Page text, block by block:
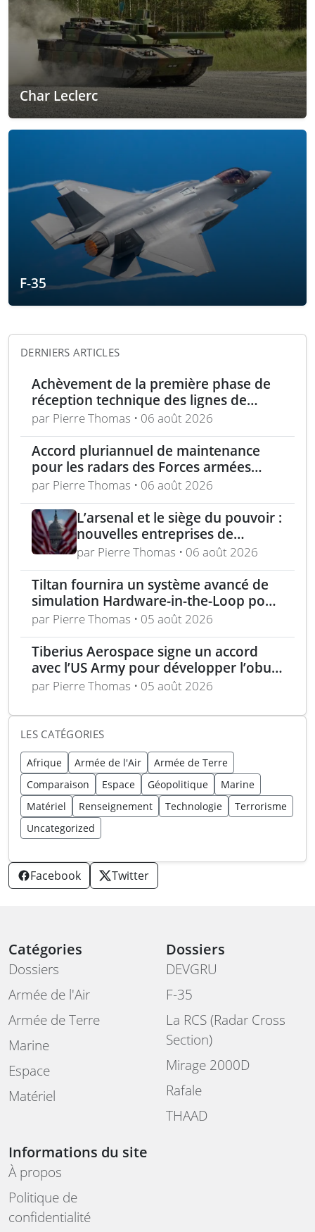
Char Leclerc
F-35
DERNIERS ARTICLES
Achèvement de la première phase de
réception technique des lignes de
production d’armement gros calibre
par Pierre Thomas • 06 août 2026
Accord pluriannuel de maintenance
pour les radars des Forces armées
polonaises
par Pierre Thomas • 06 août 2026
L’arsenal et le siège du pouvoir :
nouvelles entreprises de
défense, capital-risque et
politique industrielle des États
par Pierre Thomas • 06 août 2026
Tiltan fournira un système avancé de
simulation Hardware-in-the-Loop pour
un programme électro-optique IR
unique
par Pierre Thomas • 05 août 2026
Tiberius Aerospace signe un accord
avec l’US Army pour développer l’obus
d’artillerie guidée Sceptre
par Pierre Thomas • 05 août 2026
LES CATÉGORIES
Afrique Armée de l'Air
Armée de Terre
Comparaison
Espace Géopolitique
Marine
Matériel
Renseignement Technologie
Terrorisme
Uncategorized
Facebook Twitter
Catégories
Dossiers
Armée de l'Air
Armée de Terre
Marine
Espace
Matériel
Dossiers
DEVGRU
F-35
La RCS (Radar Cross
Section)
Mirage 2000D
Rafale
THAAD
Informations du site
À propos
Politique de
confidentialité